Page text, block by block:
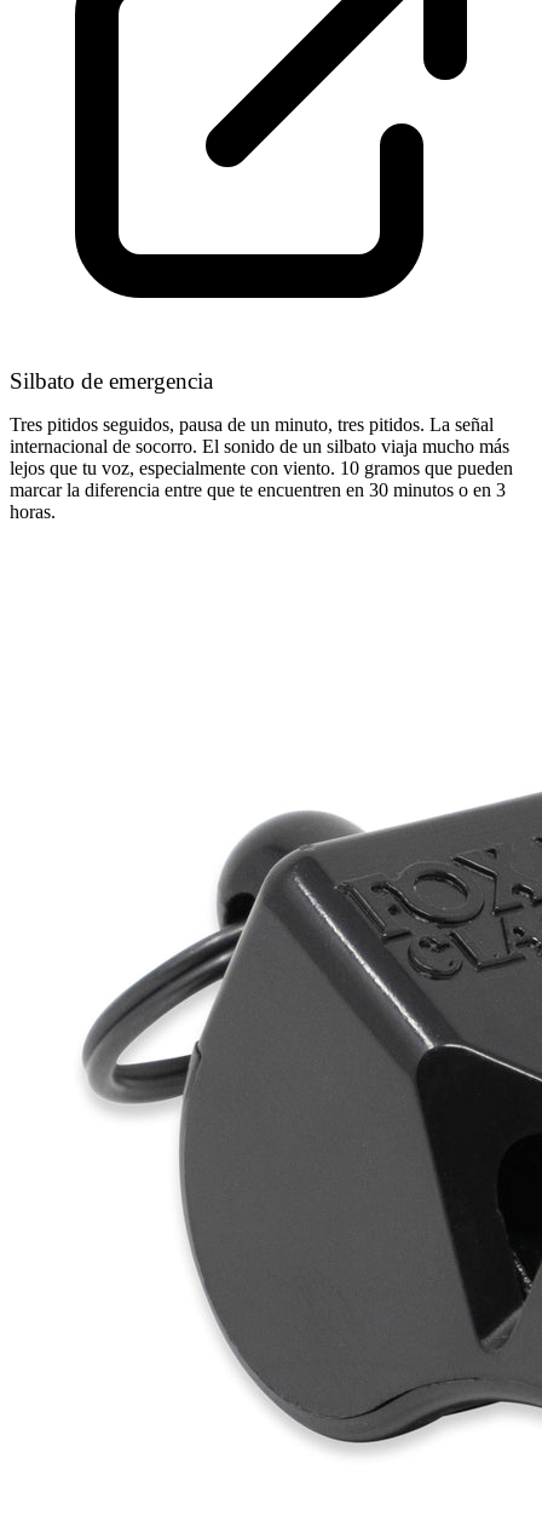
Silbato de emergencia
Tres pitidos seguidos, pausa de un minuto, tres pitidos. La señal
internacional de socorro. El sonido de un silbato viaja mucho más
lejos que tu voz, especialmente con viento. 10 gramos que pueden
marcar la diferencia entre que te encuentren en 30 minutos o en 3
horas.